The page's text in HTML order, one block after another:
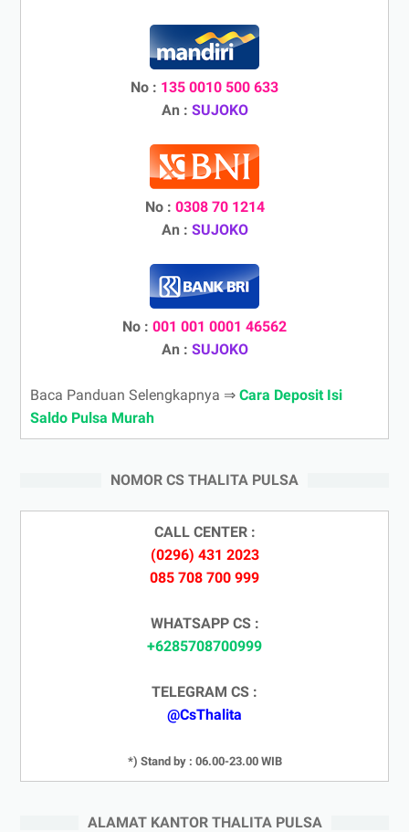
No : 135 0010 500 633
An : SUJOKO
No : 0308 70 1214
An : SUJOKO
No : 001 001 0001 46562
An : SUJOKO
Baca Panduan Selengkapnya ⇒ Cara Deposit Isi
Saldo Pulsa Murah
NOMOR CS THALITA PULSA
CALL CENTER :
(0296) 431 2023
085 708 700 999
WHATSAPP CS :
+6285708700999
TELEGRAM CS :
@CsThalita
*) Stand by : 06.00-23.00 WIB
ALAMAT KANTOR THALITA PULSA